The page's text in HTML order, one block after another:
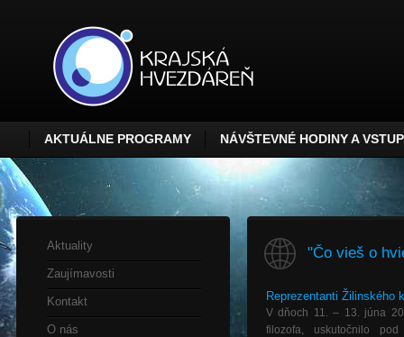
AKTUÁLNE PROGRAMY NÁVŠTEVNÉ HODINY A
Aktuality
Zaujímavosti
Kontakt
O nás
"Čo vieš o
Reprezentanti Žilinského
V dňoch 11. – 13. júna
filozofa, uskutočnilo